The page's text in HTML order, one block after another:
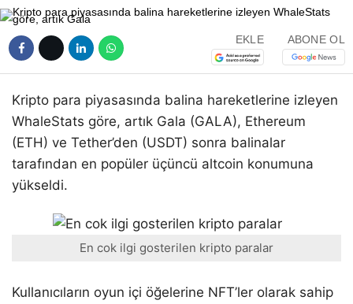
EKLE ABONE OL
Kripto para piyasasında balina hareketlerine izleyen
WhaleStats göre, artık Gala (GALA), Ethereum
(ETH) ve Tether’den (USDT) sonra balinalar
tarafından en popüler üçüncü altcoin konumuna
yükseldi.
En cok ilgi gosterilen kripto paralar
Kullanıcıların oyun içi öğelerine NFT’ler olarak sahip